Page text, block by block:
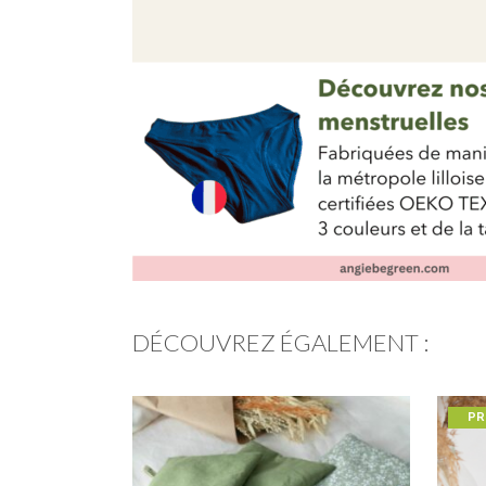
DÉCOUVREZ ÉGALEMENT :